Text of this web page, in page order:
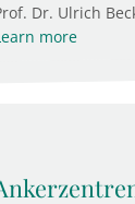
Dr. Ulrich
more